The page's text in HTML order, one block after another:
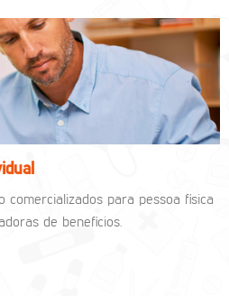
comercializados para pessoa física
de benefícios.